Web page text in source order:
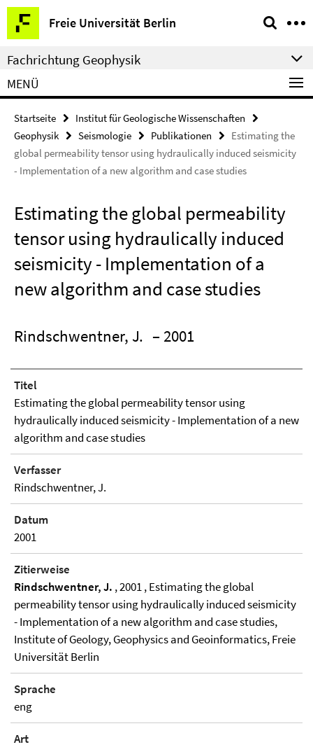
Springe
direkt
zu
Inhalt
Freie Universität Berlin
Service-
Navigation
Fachrichtung Geophysik
MENÜ
Startseite
Institut für Geologische Wissenschaften
Geophysik
Seismologie Publikationen
Estimating the
global permeability tensor using hydraulically induced seismicity
- Implementation of a new algorithm and case studies
Estimating the global permeability
tensor using hydraulically induced
seismicity - Implementation of a
new algorithm and case studies
Rindschwentner, J. – 2001
Titel
Estimating the global permeability tensor using
hydraulically induced seismicity - Implementation of a new
algorithm and case studies
Verfasser
Rindschwentner, J.
Datum
2001
Zitierweise
Rindschwentner, J. , 2001 , Estimating the global
permeability tensor using hydraulically induced seismicity
- Implementation of a new algorithm and case studies,
Institute of Geology, Geophysics and Geoinformatics, Freie
Universität Berlin
Sprache
eng
Art